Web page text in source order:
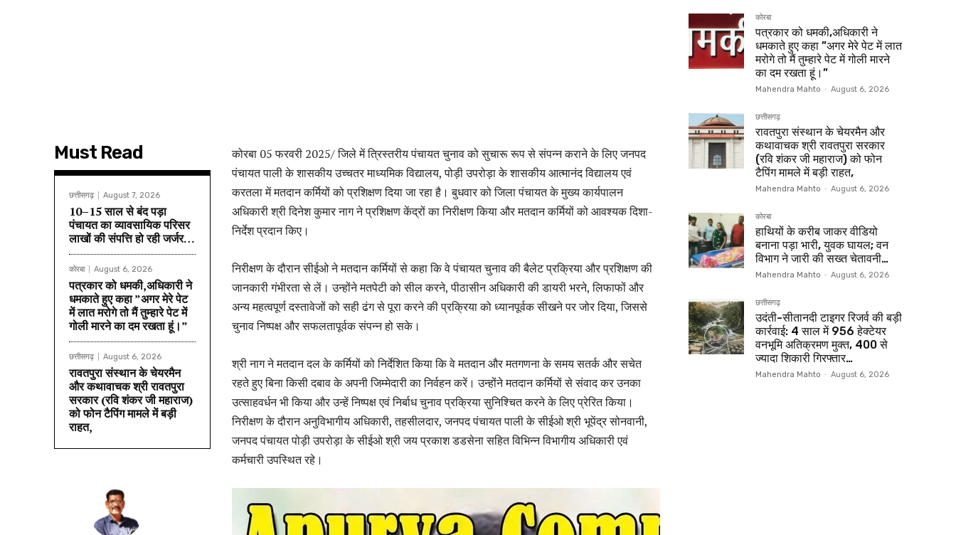
Must Read
छत्तीसगढ़ August 7, 2026
10–15 साल से बंद पड़ा
पंचायत का व्यावसायिक परिसर
लाखों की संपत्ति हो रही जर्जर…
कोरबा August 6, 2026
पत्रकार को धमकी,अधिकारी ने
धमकाते हुए कहा ”अगर मेरे पेट
में लात मरोगे तो मैं तुम्हारे पेट में
गोली मारने का दम रखता हूं।”
छत्तीसगढ़ August 6, 2026
रावतपुरा संस्थान के चेयरमैन
और कथावाचक श्री रावतपुरा
सरकार (रवि शंकर जी महाराज)
को फोन टैपिंग मामले में बड़ी
राहत,
कोरबा 05 फरवरी 2025/ जिले में त्रिस्तरीय पंचायत चुनाव को सुचारू रूप से संपन्न कराने के लिए जनपद
पंचायत पाली के शासकीय उच्चतर माध्यमिक विद्यालय, पोड़ी उपरोड़ा के शासकीय आत्मानंद विद्यालय एवं
करतला में मतदान कर्मियों को प्रशिक्षण दिया जा रहा है। बुधवार को जिला पंचायत के मुख्य कार्यपालन
अधिकारी श्री दिनेश कुमार नाग ने प्रशिक्षण केंद्रों का निरीक्षण किया और मतदान कर्मियों को आवश्यक दिशा-
निर्देश प्रदान किए।
निरीक्षण के दौरान सीईओ ने मतदान कर्मियों से कहा कि वे पंचायत चुनाव की बैलेट प्रक्रिया और प्रशिक्षण की
जानकारी गंभीरता से लें। उन्होंने मतपेटी को सील करने, पीठासीन अधिकारी की डायरी भरने, लिफाफों और
अन्य महत्वपूर्ण दस्तावेजों को सही ढंग से पूरा करने की प्रक्रिया को ध्यानपूर्वक सीखने पर जोर दिया, जिससे
चुनाव निष्पक्ष और सफलतापूर्वक संपन्न हो सके।
श्री नाग ने मतदान दल के कर्मियों को निर्देशित किया कि वे मतदान और मतगणना के समय सतर्क और सचेत
रहते हुए बिना किसी दबाव के अपनी जिम्मेदारी का निर्वहन करें। उन्होंने मतदान कर्मियों से संवाद कर उनका
उत्साहवर्धन भी किया और उन्हें निष्पक्ष एवं निर्बाध चुनाव प्रक्रिया सुनिश्चित करने के लिए प्रेरित किया।
निरीक्षण के दौरान अनुविभागीय अधिकारी, तहसीलदार, जनपद पंचायत पाली के सीईओ श्री भूपेंद्र सोनवानी,
जनपद पंचायत पोड़ी उपरोड़ा के सीईओ श्री जय प्रकाश डडसेना सहित विभिन्न विभागीय अधिकारी एवं
कर्मचारी उपस्थित रहे।
कोरबा
पत्रकार को धमकी,अधिकारी ने
धमकाते हुए कहा ”अगर मेरे पेट में लात
मरोगे तो मैं तुम्हारे पेट में गोली मारने
का दम रखता हूं।”
Mahendra Mahto - August 6, 2026
छत्तीसगढ़
रावतपुरा संस्थान के चेयरमैन और
कथावाचक श्री रावतपुरा सरकार
(रवि शंकर जी महाराज) को फोन
टैपिंग मामले में बड़ी राहत,
Mahendra Mahto - August 6, 2026
कोरबा
हाथियों के करीब जाकर वीडियो
बनाना पड़ा भारी, युवक घायल; वन
विभाग ने जारी की सख्त चेतावनी…
Mahendra Mahto - August 6, 2026
छत्तीसगढ़
उदंती-सीतानदी टाइगर रिजर्व की बड़ी
कार्रवाई: 4 साल में 956 हेक्टेयर
वनभूमि अतिक्रमण मुक्त, 400 से
ज्यादा शिकारी गिरफ्तार…
Mahendra Mahto - August 6, 2026